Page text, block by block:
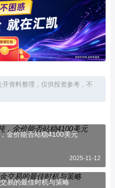
资料整理，仅供投资参考，不
金价能否站稳4100美元
2025-11-12
易的最佳时机与策略